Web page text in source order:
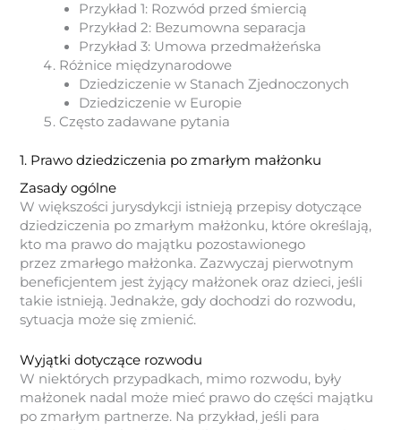
Przykład 1: Rozwód przed śmiercią
Przykład 2: Bezumowna separacja
Przykład 3: Umowa przedmałżeńska
Różnice międzynarodowe
Dziedziczenie w Stanach Zjednoczonych
Dziedziczenie w Europie
Często zadawane pytania
1. Prawo dziedziczenia po zmarłym małżonku
Zasady ogólne
W większości jurysdykcji istnieją przepisy dotyczące
dziedziczenia po zmarłym małżonku, które określają,
kto ma prawo do majątku pozostawionego
przez zmarłego małżonka. Zazwyczaj pierwotnym
beneficjentem jest żyjący małżonek oraz dzieci, jeśli
takie istnieją. Jednakże, gdy dochodzi do rozwodu,
sytuacja może się zmienić.
Wyjątki dotyczące rozwodu
W niektórych przypadkach, mimo rozwodu, były
małżonek nadal może mieć prawo do części majątku
po zmarłym partnerze. Na przykład, jeśli para